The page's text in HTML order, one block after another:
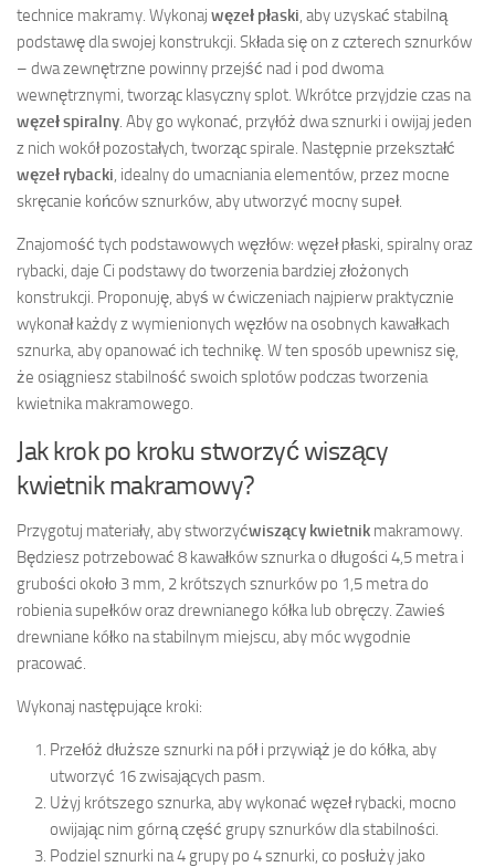
technice makramy. Wykonaj węzeł płaski , aby uzyskać stabilną
podstawę dla swojej konstrukcji. Składa się on z czterech sznurków
– dwa zewnętrzne powinny przejść nad i pod dwoma
wewnętrznymi, tworząc klasyczny splot. Wkrótce przyjdzie czas na
węzeł spiralny . Aby go wykonać, przyłóż dwa sznurki i owijaj jeden
z nich wokół pozostałych, tworząc spirale. Następnie przekształć
węzeł rybacki , idealny do umacniania elementów, przez mocne
skręcanie końców sznurków, aby utworzyć mocny supeł.
Znajomość tych podstawowych węzłów: węzeł płaski, spiralny oraz
rybacki, daje Ci podstawy do tworzenia bardziej złożonych
konstrukcji. Proponuję, abyś w ćwiczeniach najpierw praktycznie
wykonał każdy z wymienionych węzłów na osobnych kawałkach
sznurka, aby opanować ich technikę. W ten sposób upewnisz się,
że osiągniesz stabilność swoich splotów podczas tworzenia
kwietnika makramowego.
Jak krok po kroku stworzyć wiszący
kwietnik makramowy?
Przygotuj materiały, aby stworzyćwiszący kwietnik makramowy.
Będziesz potrzebować 8 kawałków sznurka o długości 4,5 metra i
grubości około 3 mm, 2 krótszych sznurków po 1,5 metra do
robienia supełków oraz drewnianego kółka lub obręczy. Zawieś
drewniane kółko na stabilnym miejscu, aby móc wygodnie
pracować.
Wykonaj następujące kroki:
Przełóż dłuższe sznurki na pół i przywiąż je do kółka, aby
utworzyć 16 zwisających pasm.
Użyj krótszego sznurka, aby wykonać węzeł rybacki, mocno
owijając nim górną część grupy sznurków dla stabilności.
Podziel sznurki na 4 grupy po 4 sznurki, co posłuży jako